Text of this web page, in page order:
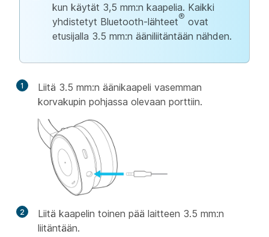
kun käytät 3,5 mm:n kaapelia. Kaikki
yhdistetyt Bluetooth-lähteet® ovat
etusijalla 3.5 mm:n ääniliitäntään nähden.
1
Liitä 3.5 mm:n äänikaapeli vasemman
korvakupin pohjassa olevaan porttiin.
2
Liitä kaapelin toinen pää laitteen 3.5 mm:n
liitäntään.